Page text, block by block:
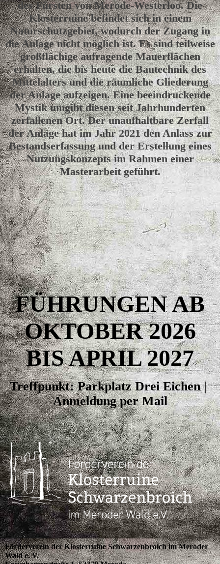
des Fürsten von Merode-Westerloo. Die
Klosterruine befindet sich in einem
Naturschutzgebiet, wodurch der Zugang in
die Anlage nicht möglich ist. Es sind teilweise
großflächige aufragende Mauerflächen
erhalten, die bis heute die Bautechnik des
Mittelalters und die räumliche Gliederung
der Anlage aufzeigen. Eine beeindruckende
Mystik umgibt diesen seit Jahrhunderten
zerfallenen Ort. Der unaufhaltbare Zerfall
der Anlage hat im Jahr 2021 den Anlass zur
Bestandserfassung und der Erstellung eines
Nutzungskonzepts im Rahmen einer
Masterarbeit geführt.
FÜHRUNGEN AB
OKTOBER 2026
BIS APRIL 2027
Treffpunkt: Parkplatz Drei Eichen |
Anmeldung per Mail
Förderverein der Klosterruine Schwarzenbroich im Meroder
Wald e. V.